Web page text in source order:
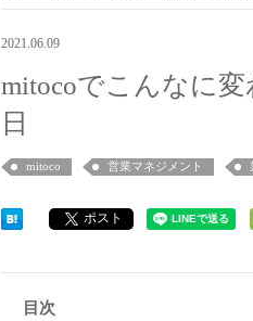
2021.06.09
mitocoでこんなに
日
mitoco 営業マネジメント
ポスト
目次